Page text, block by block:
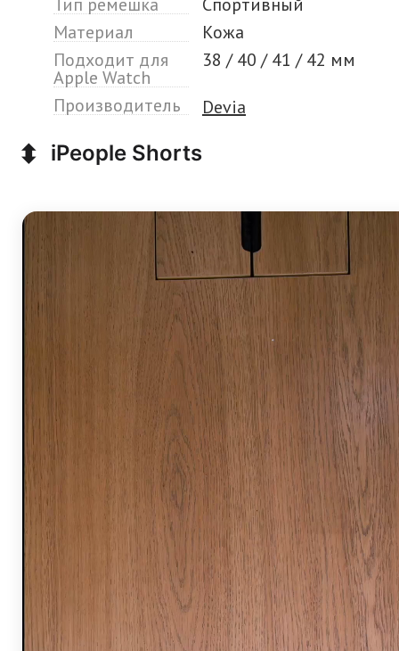
Материал
Кожа
Подходит для
Apple Watch
38 / 40 / 41 / 42 мм
Производитель
Devia
⬍ iPeople Shorts